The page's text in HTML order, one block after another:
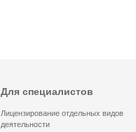
Для специалистов
Лицензирование отдельных видов
деятельности